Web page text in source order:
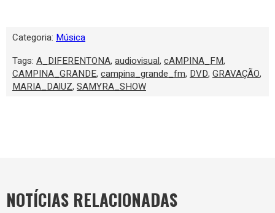
Categoria: Música
Tags: A_DIFERENTONA, audiovisual, cAMPINA_FM,
CAMPINA_GRANDE, campina_grande_fm, DVD, GRAVAÇÃO,
MARIA_DAlUZ, SAMYRA_SHOW
NOTÍCIAS RELACIONADAS